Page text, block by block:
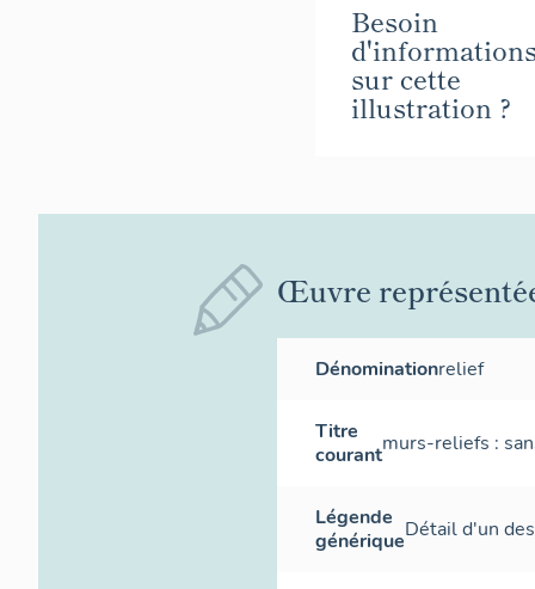
Besoin
sur cette
illustration ?
Œuvre
Dénominationrelief
Titre
courantmurs-reliefs :
Légende
génériqueDétail d'un